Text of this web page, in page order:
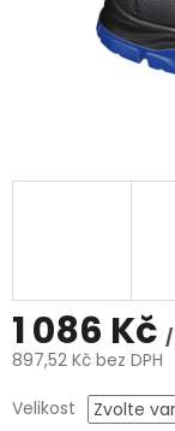
1 086 Kč /
897,52 Kč bez DPH
cena:
Velikost